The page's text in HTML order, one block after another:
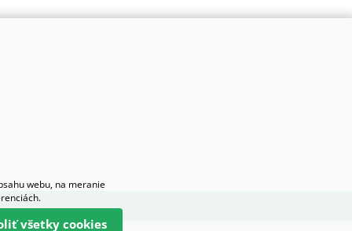
webu, na meranie
všetky cookies